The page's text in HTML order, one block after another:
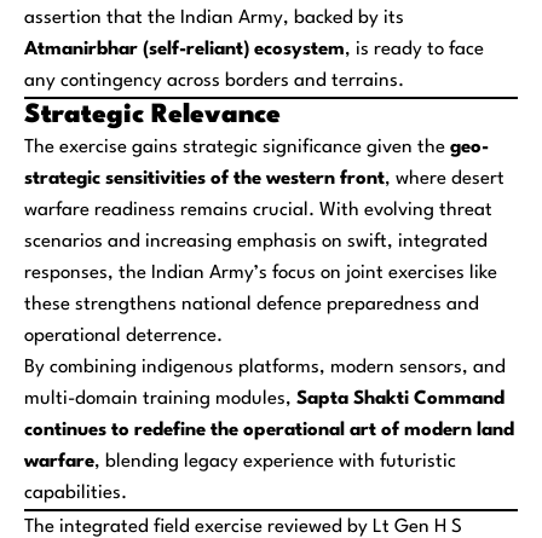
assertion that the Indian Army, backed by its
Atmanirbhar (self-reliant) ecosystem, is ready to face
any contingency across borders and terrains.
Strategic Relevance
The exercise gains strategic significance given the geo-
strategic sensitivities of the western front, where desert
warfare readiness remains crucial. With evolving threat
scenarios and increasing emphasis on swift, integrated
responses, the Indian Army’s focus on joint exercises like
these strengthens national defence preparedness and
operational deterrence.
By combining indigenous platforms, modern sensors, and
multi-domain training modules, Sapta Shakti Command
continues to redefine the operational art of modern land
warfare, blending legacy experience with futuristic
capabilities.
The integrated field exercise reviewed by Lt Gen H S